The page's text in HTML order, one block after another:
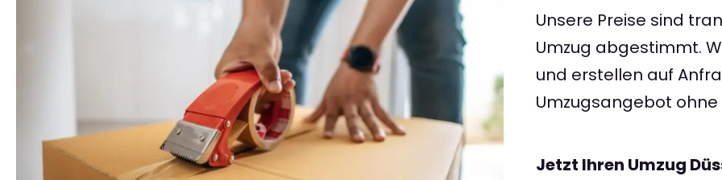
Unsere Preise sind
Umzug abgestimmt.
und erstellen auf
Umzugsangebot
Jetzt Ihren Umzug